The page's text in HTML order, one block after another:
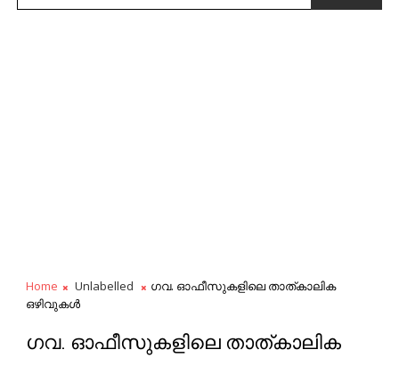
Home Unlabelled
ഗവ. ഓഫീസുകളിലെ താത്കാലിക
ഒഴിവുകൾ
ഗവ. ഓഫീസുകളിലെ താത്കാലിക